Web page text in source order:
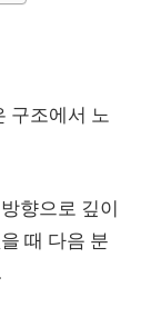
구조에서 노
향으로 깊이
때 다음 분